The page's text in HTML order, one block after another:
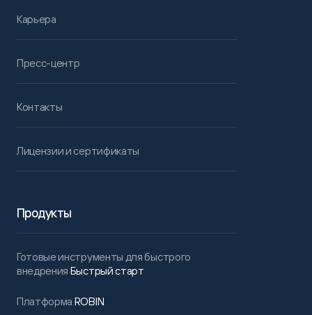
Карьера
Пресс-центр
Контакты
Лицензии и сертификаты
Продукты
Готовые инструменты для быстрого
внедрения Быстрый старт
Платформа ROBIN